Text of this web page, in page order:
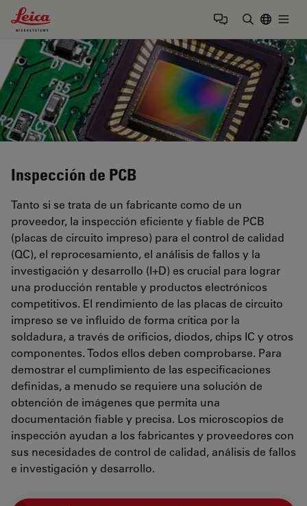
Leica Microsystems Logo
Inspección de PCB
Tanto si se trata de un fabricante como de un
proveedor, la inspección eficiente y fiable de PCB
(placas de circuito impreso) para el control de calidad
(QC), el reprocesamiento, el análisis de fallos y la
investigación y desarrollo (I+D) es crucial para lograr
una producción rentable y productos electrónicos
competitivos. El rendimiento de las placas de circuito
impreso se ve influido de forma crítica por la
soldadura, a través de orificios, diodos, chips IC y otros
componentes. Todos ellos deben comprobarse. Para
demostrar el cumplimiento de las especificaciones
definidas, a menudo se requiere una solución de
obtención de imágenes que permita una
documentación fiable y precisa. Los microscopios de
inspección ayudan a los fabricantes y proveedores con
sus necesidades de control de calidad, análisis de fallos
e investigación y desarrollo.